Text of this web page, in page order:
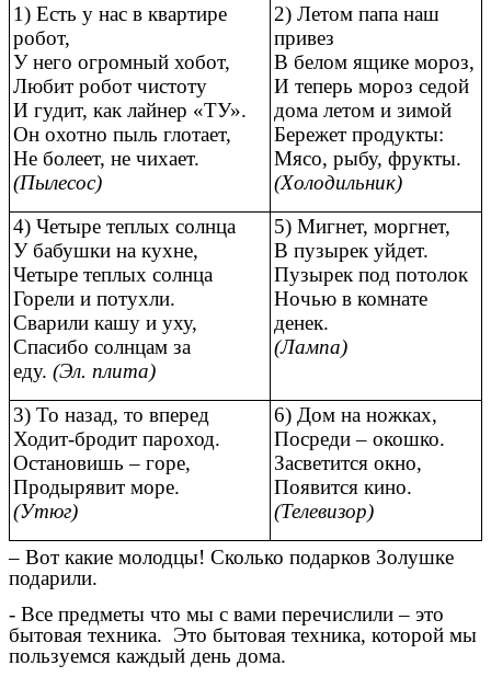
1) Есть у нас в квартире
робот,
У него огромный хобот,
Любит робот чистоту
И гудит, как лайнер «ТУ».
Он охотно пыль глотает,
Не болеет, не чихает.
(Пылесос)
2) Летом папа наш
привез
В белом ящике мороз,
И теперь мороз седой
дома летом и зимой
Бережет продукты:
Мясо, рыбу, фрукты.
(Холодильник)
4) Четыре теплых солнца
У бабушки на кухне,
Четыре теплых солнца
Горели и потухли.
Сварили кашу и уху,
Спасибо солнцам за
еду. (Эл. плита)
5) Мигнет, моргнет,
В пузырек уйдет.
Пузырек под потолок
Ночью в комнате
денек.
(Лампа)
3) То назад, то вперед
Ходит-бродит пароход.
Остановишь – горе,
Продырявит море.
(Утюг)
6) Дом на ножках,
Посреди – окошко.
Засветится окно,
Появится кино.
(Телевизор)
– Вот какие молодцы! Сколько подарков Золушке
подарили.
- Все предметы что мы с вами перечислили – это
бытовая техника. Это бытовая техника, которой мы
пользуемся каждый день дома.